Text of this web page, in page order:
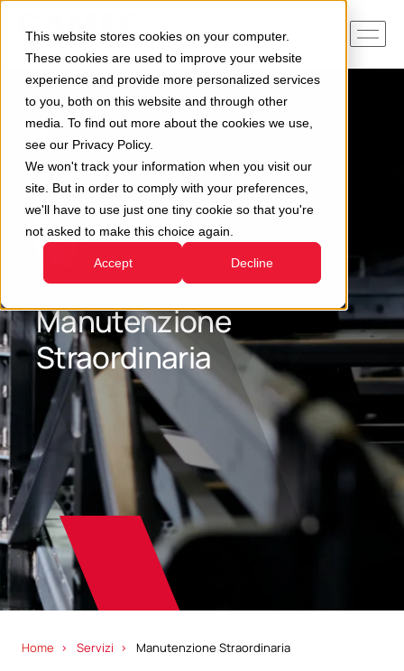
This website stores cookies on your computer.
These cookies are used to improve your website
experience and provide more personalized services
to you, both on this website and through other
media. To find out more about the cookies we use,
see our Privacy Policy.
We won't track your information when you visit our
site. But in order to comply with your preferences,
we'll have to use just one tiny cookie so that you're
not asked to make this choice again.
Accept Decline
Manutenzione
Straordinaria
Home Servizi Manutenzione Straordinaria